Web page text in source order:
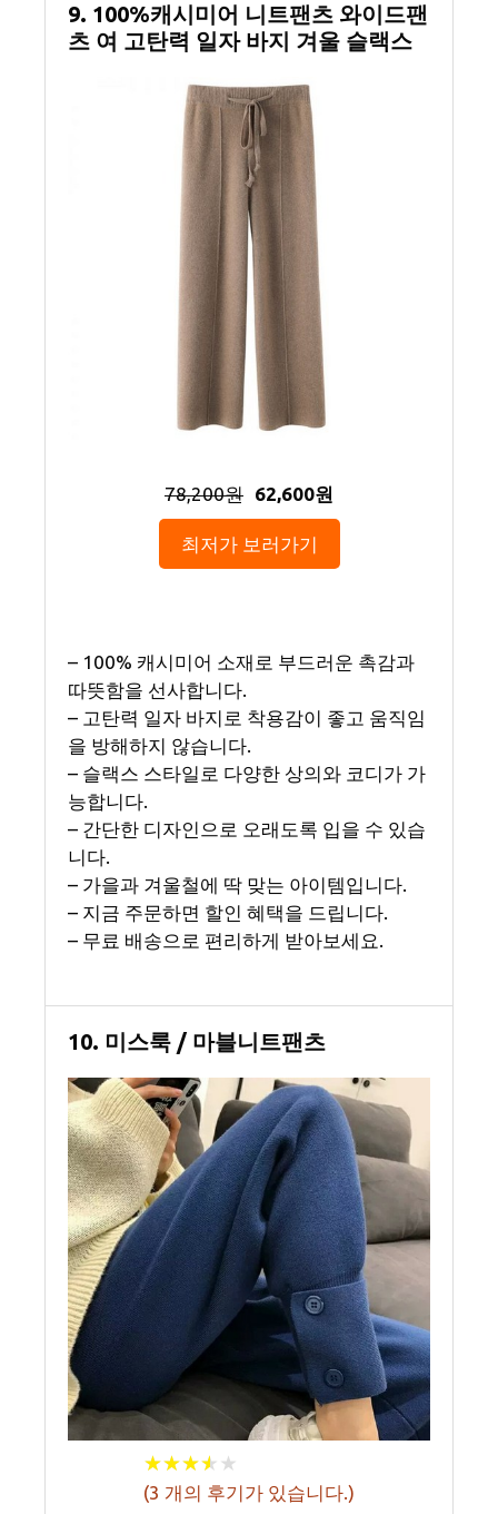
9. 100%캐시미어 니트팬츠 와이드팬
츠 여 고탄력 일자 바지 겨울 슬랙스
78,200원 62,600원
최저가 보러가기
– 100% 캐시미어 소재로 부드러운 촉감과
따뜻함을 선사합니다.
– 고탄력 일자 바지로 착용감이 좋고 움직임
을 방해하지 않습니다.
– 슬랙스 스타일로 다양한 상의와 코디가 가
능합니다.
– 간단한 디자인으로 오래도록 입을 수 있습
니다.
– 가을과 겨울철에 딱 맞는 아이템입니다.
– 지금 주문하면 할인 혜택을 드립니다.
– 무료 배송으로 편리하게 받아보세요.
10. 미스룩 / 마블니트팬츠
★★★★ ★
★★★★ ★
(3 개의 후기가 있습니다.)